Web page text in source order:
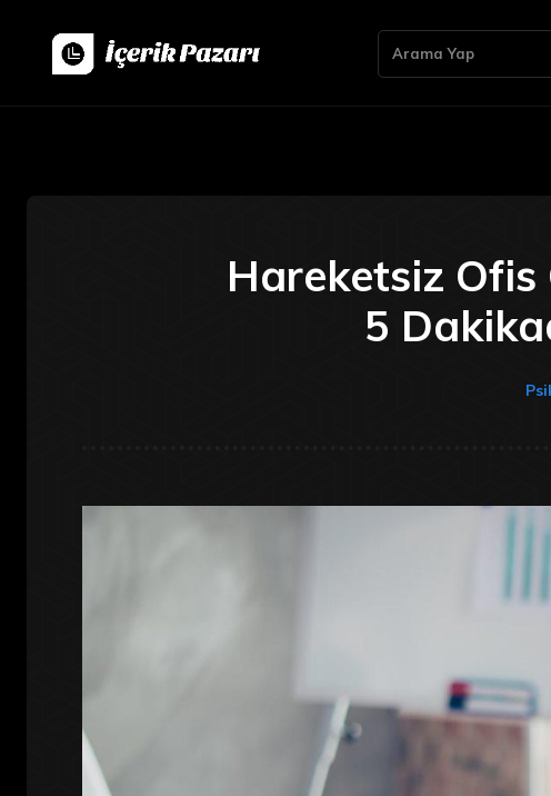
Arama Yap
Hareketsiz Ofis
5